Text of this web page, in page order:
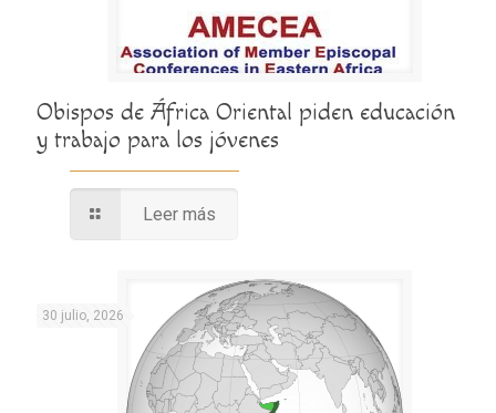
Obispos de África Oriental piden educación
y trabajo para los jóvenes
Leer más
30 julio, 2026